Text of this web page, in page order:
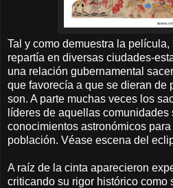
Tal y como demuestra la
repartía en diversas ciudades-
una relación gubernamental
que favorecía a que se dieran de
son. A parte muchas veces los
líderes de aquellas
conocimientos astronómicos
población. Véase escena del
A raíz de la cinta aparecieron
criticando su rigor histórico como